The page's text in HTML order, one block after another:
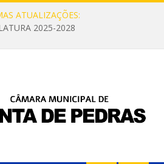
ATUALIZAÇÕES:
2025-2028